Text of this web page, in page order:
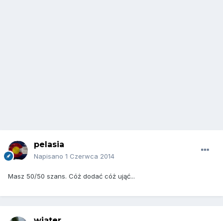
pelasia
Napisano 1 Czerwca 2014
Masz 50/50 szans. Cóż dodać cóż ująć...